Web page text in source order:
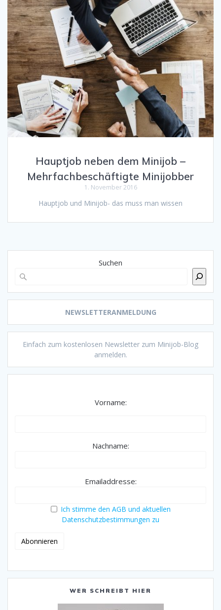
Hauptjob neben dem Minijob –
Mehrfachbeschäftigte Minijobber
1. November 2016
Hauptjob und Minijob- das muss man wissen
Suchen
NEWSLETTERANMELDUNG
Einfach zum kostenlosen Newsletter zum Minijob-Blog
anmelden.
Vorname:
Nachname:
Emailaddresse:
Ich stimme den AGB und aktuellen
Datenschutzbestimmungen zu
WER SCHREIBT HIER